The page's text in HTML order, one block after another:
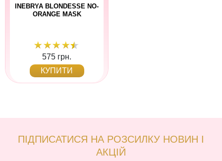
INEBRYA BLONDESSE NO-
ORANGE MASK
575 грн.
КУПИТИ
ПІДПИСАТИСЯ НА РОЗСИЛКУ НОВИН І
АКЦІЙ